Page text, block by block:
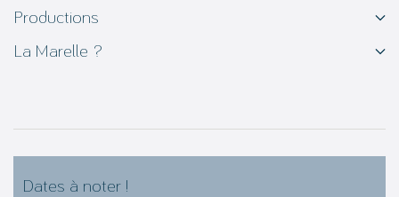
Productions
La Marelle ?
Dates à noter !